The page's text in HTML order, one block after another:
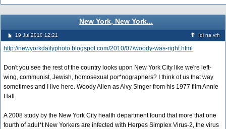
New York, New York...
19 Jul 2010 12:21 Idi na vrh
http://newyorkdailyphoto.blogspot.com/2010/07/woody-was-right.html
Don't you see the rest of the country looks upon New York City like we're left-
wing, communist, Jewish, homosexual por*nographers? I think of us that way
sometimes and I live here. Woody Allen as Alvy Singer from his 1977 film Annie
Hall.
A 2008 study by the New York City health department found that more that one
fourth of adul*t New Yorkers are infected with Herpes Simplex Virus-2, the virus